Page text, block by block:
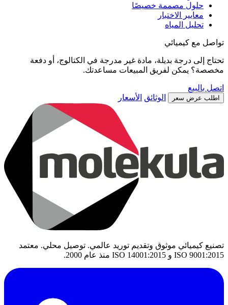
حلول مصممة خصيصًا
معايير الاختبار
تحليل المياه
تواصل مع كيميائي
تحتاج إلى درجة بديلة، مادة غير مدرجة في الكتالوج، أو دفعة
مخصصة؟ يمكن لفريق المبيعات مساعدتك.
اتصل بالبيع
اطلب عرض سعر الوثائق الأسعار
تصنيع كيميائي موثوق وتقديم توريد عالمي. توصيل محلي. معتمد
ISO 9001:2015 و ISO 14001:2015 منذ عام 2000.